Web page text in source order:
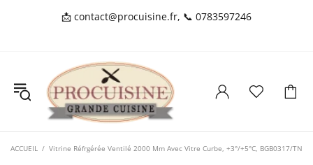
📩 contact@procuisine.fr, 📞 0783597246
ACCUEIL Vitrine Réfrgérée Ventilé 2000 Mm Avec Vitre Curbe, +3°/+5°C, BGB0317/TN